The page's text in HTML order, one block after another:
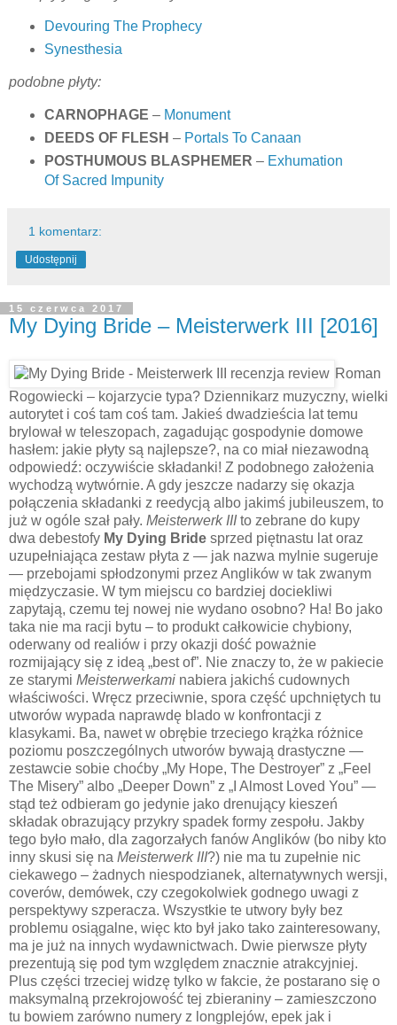
Devouring The Prophecy
Synesthesia
podobne płyty:
CARNOPHAGE – Monument
DEEDS OF FLESH – Portals To Canaan
POSTHUMOUS BLASPHEMER – Exhumation
Of Sacred Impunity
1 komentarz:
Udostępnij
15 czerwca 2017
My Dying Bride – Meisterwerk III [2016]
Roman
Rogowiecki – kojarzycie typa? Dziennikarz muzyczny, wielki
autorytet i coś tam coś tam. Jakieś dwadzieścia lat temu
brylował w teleszopach, zagadując gospodynie domowe
hasłem: jakie płyty są najlepsze?, na co miał niezawodną
odpowiedź: oczywiście składanki! Z podobnego założenia
wychodzą wytwórnie. A gdy jeszcze nadarzy się okazja
połączenia składanki z reedycją albo jakimś jubileuszem, to
już w ogóle szał pały. Meisterwerk IIIto zebrane do kupy
dwa debestofy My Dying Bride sprzed piętnastu lat oraz
uzupełniająca zestaw płyta z — jak nazwa mylnie sugeruje
— przebojami spłodzonymi przez Anglików w tak zwanym
międzyczasie. W tym miejscu co bardziej dociekliwi
zapytają, czemu tej nowej nie wydano osobno? Ha! Bo jako
taka nie ma racji bytu – to produkt całkowicie chybiony,
oderwany od realiów i przy okazji dość poważnie
rozmijający się z ideą „best of”. Nie znaczy to, że w pakiecie
ze starymi Meisterwerkami nabiera jakichś cudownych
właściwości. Wręcz przeciwnie, spora część upchniętych tu
utworów wypada naprawdę blado w konfrontacji z
klasykami. Ba, nawet w obrębie trzeciego krążka różnice
poziomu poszczególnych utworów bywają drastyczne —
zestawcie sobie choćby „My Hope, The Destroyer” z „Feel
The Misery” albo „Deeper Down” z „I Almost Loved You” —
stąd też odbieram go jedynie jako drenujący kieszeń
składak obrazujący przykry spadek formy zespołu. Jakby
tego było mało, dla zagorzałych fanów Anglików (bo niby kto
inny skusi się na Meisterwerk III?) nie ma tu zupełnie nic
ciekawego – żadnych niespodzianek, alternatywnych wersji,
coverów, demówek, czy czegokolwiek godnego uwagi z
perspektywy szperacza. Wszystkie te utwory były bez
problemu osiągalne, więc kto był jako tako zainteresowany,
ma je już na innych wydawnictwach. Dwie pierwsze płyty
prezentują się pod tym względem znacznie atrakcyjniej.
Plus części trzeciej widzę tylko w fakcie, że postarano się o
maksymalną przekrojowość tej zbieraniny – zamieszczono
tu bowiem zarówno numery z longplejów, epek jak i